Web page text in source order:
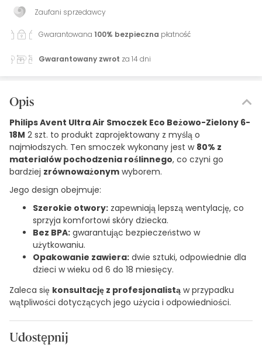
Zaufani sprzedawcy
Gwarantowana 100% bezpieczna płatność
Gwarantowany zwrot za 14 dni
Opis
Philips Avent Ultra Air Smoczek Eco Beżowo-Zielony 6-
18M 2 szt. to produkt zaprojektowany z myślą o
najmłodszych. Ten smoczek wykonany jest w 80% z
materiałów pochodzenia roślinnego, co czyni go
bardziej zrównoważonym wyborem.
Jego design obejmuje:
Szerokie otwory: zapewniają lepszą wentylację, co
sprzyja komfortowi skóry dziecka.
Bez BPA: gwarantując bezpieczeństwo w
użytkowaniu.
Opakowanie zawiera: dwie sztuki, odpowiednie dla
dzieci w wieku od 6 do 18 miesięcy.
Zaleca się konsultację z profesjonalistą w przypadku
wątpliwości dotyczących jego użycia i odpowiedniości.
Udostępnij